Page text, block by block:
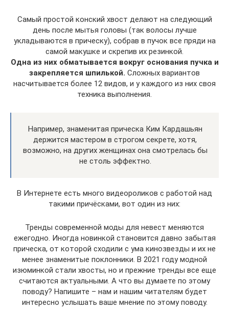
Самый простой конский хвост делают на следующий
день после мытья головы (так волосы лучше
укладываются в прическу), собрав в пучок все пряди на
самой макушке и скрепив их резинкой.
Одна из них обматывается вокруг основания пучка и
закрепляется шпилькой. Сложных вариантов
насчитывается более 12 видов, и у каждого из них своя
техника выполнения.
Например, знаменитая прическа Ким Кардашьян
держится мастером в строгом секрете, хотя,
возможно, на других женщинах она смотрелась бы
не столь эффектно.
В Интернете есть много видеороликов с работой над
такими причёсками, вот один из них:
Тренды современной моды для невест меняются
ежегодно. Иногда новинкой становится давно забытая
прическа, от которой сходили с ума кинозвезды и их не
менее знаменитые поклонники. В 2021 году модной
изюминкой стали хвосты, но и прежние тренды все еще
считаются актуальными. А что вы думаете по этому
поводу? Напишите – нам и нашим читателям будет
интересно услышать ваше мнение по этому поводу.